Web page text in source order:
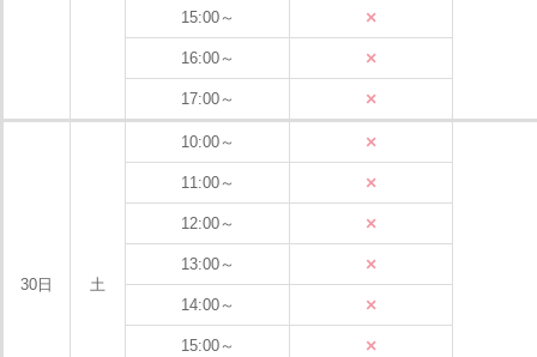
15:00～ ×
16:00～ ×
17:00～ ×
30日 土
10:00～ ×
11:00～ ×
12:00～ ×
13:00～ ×
14:00～ ×
15:00～ ×